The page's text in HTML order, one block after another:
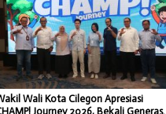
Wali Kota Cilegon Apresiasi
Journey 2026, Bekali Generasi